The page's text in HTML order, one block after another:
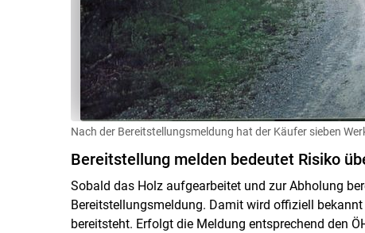
Nach der Bereitstellungsmeldung hat der Käufer sieben
Bereitstellung melden bedeutet Risiko
Sobald das Holz aufgearbeitet und zur Abholung
Bereitstellungsmeldung. Damit wird offiziell
bereitsteht. Erfolgt die Meldung entsprechend den